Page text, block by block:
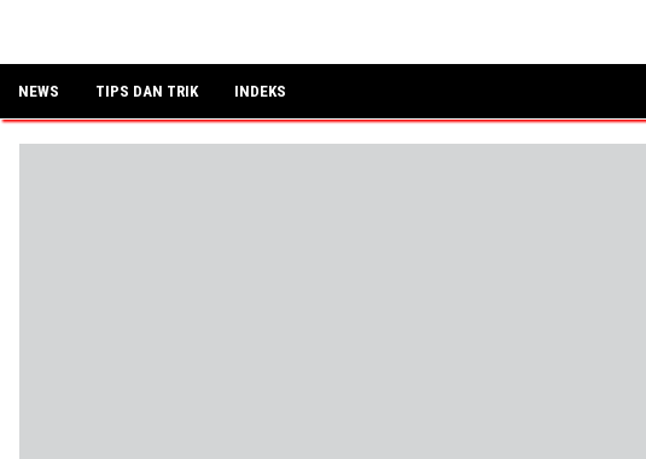
NEWS TIPS DAN TRIK INDEKS